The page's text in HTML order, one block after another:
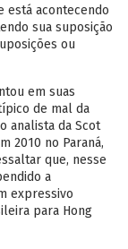
está acontecendo
sua suposição
ou
em suas
de mal da
analista da Scot
2010 no Paraná,
que, nesse
a
expressivo
para Hong